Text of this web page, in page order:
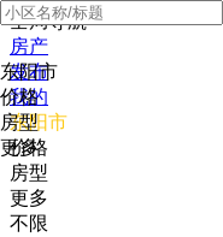
全局导航
房产
发布
我的
东阳市
价格
房型
更多
东阳市
价格
房型
更多
不限